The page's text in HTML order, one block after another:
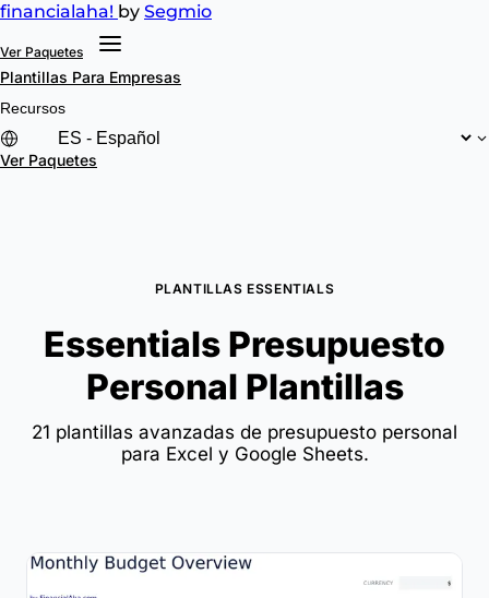
financialaha! by Segmio
Ver Paquetes
Plantillas Para Empresas
Recursos
Ver Paquetes
PLANTILLAS ESSENTIALS
Essentials Presupuesto
Personal Plantillas
21 plantillas avanzadas de presupuesto personal
para Excel y Google Sheets.